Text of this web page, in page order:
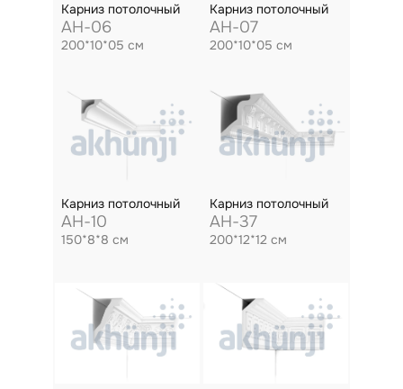
Карниз потолочный
AH-06
200*10*05 см
Карниз потолочный
AH-07
200*10*05 см
Карниз потолочный
AH-10
150*8*8 см
Карниз потолочный
AH-37
200*12*12 см